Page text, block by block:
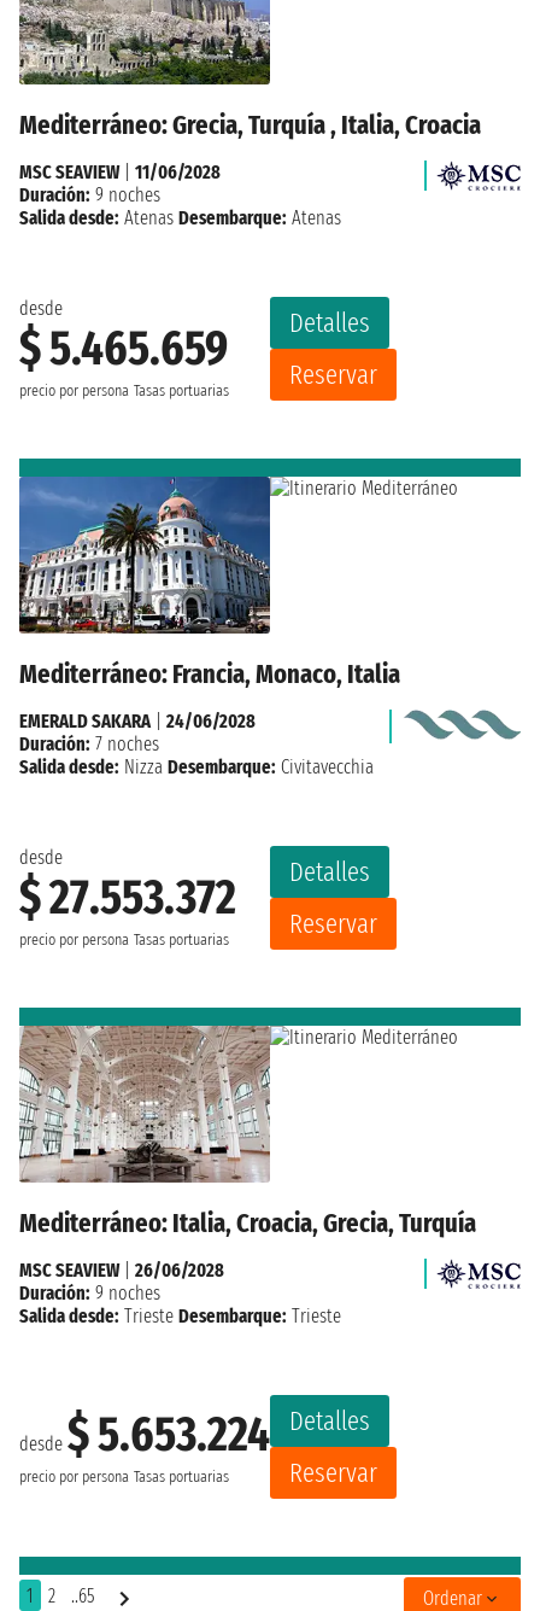
Mediterráneo: Grecia, Turquía , Italia, Croacia
desde
$ 5.465.659
precio por persona Tasas portuarias
Detalles
Reservar
MSC SEAVIEW| 11/06/2028
Duración: 9 noches
Salida desde: Atenas Desembarque: Atenas
Mediterráneo: Francia, Monaco, Italia
desde
$ 27.553.372
precio por persona Tasas portuarias
Detalles
Reservar
EMERALD SAKARA| 24/06/2028
Duración: 7 noches
Salida desde: Nizza Desembarque: Civitavecchia
Mediterráneo: Italia, Croacia, Grecia, Turquía
desde $ 5.653.224
precio por persona Tasas portuarias
Detalles
Reservar
MSC SEAVIEW| 26/06/2028
Duración: 9 noches
Salida desde: Trieste Desembarque: Trieste
1 2 ..65 Ordenar